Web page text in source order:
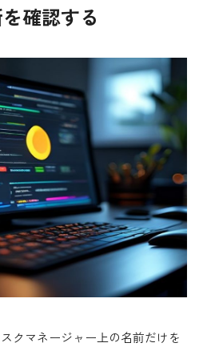
確認する
クマネージャー上の名前だけを